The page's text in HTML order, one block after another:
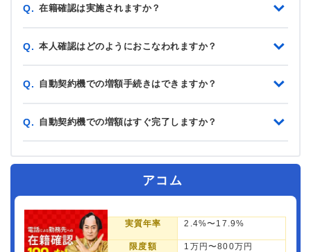
Q. 在籍確認は実施されますか？
Q. 本人確認はどのようにおこなわれますか？
Q. 自動契約機での増額手続きはできますか？
Q. 自動契約機での増額はすぐ完了しますか？
アコム
実質年率 2.4%〜17.9%
限度額 1万円〜800万円